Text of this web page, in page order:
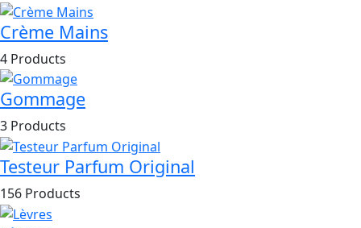
Crème Mains
4 Products
Gommage
3 Products
Testeur Parfum Original
156 Products